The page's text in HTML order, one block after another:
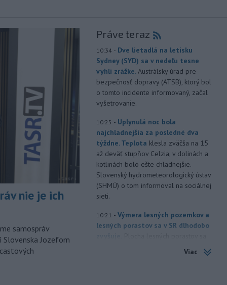
nie je ich
samospráv
Slovenska Jozefom
Práve teraz
10:34 - Dve lietadlá na letisku
Sydney (SYD) sa v nedeľu tesne
vyhli zrážke.Austrálsky úrad pre
bezpečnosť dopravy (ATSB), ktorý bol
o tomto incidente informovaný, začal
vyšetrovanie.
10:25 - Uplynulá noc bola
najchladnejšia za posledné dva
týždne. Teplota klesla zväčša na 15
až deväť stupňov Celzia, v dolinách a
kotlinách bolo ešte chladnejšie.
Slovenský hydrometeorologický ústav
(SHMÚ) o tom informoval na sociálnej
sieti.
10:21 - Výmera lesných pozemkov a
lesných porastov sa v SR dlhodobo
zvýšila o 1060 hektárov (ha). Vyplýva
Viac